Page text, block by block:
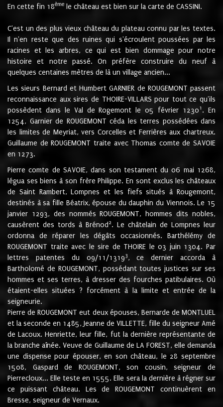
En cette fin 18ème le château est bien sur la carte de CASSINI.
C'est un des plus vieux château du plateau connu par les textes.
Il n'en reste que des ruines qui s'écroulent poussées par les
racines et les arbres, ce qui est bien dommage pour notre
histoire et notre passé. On préfère construire du neuf à
quelques centaines mètres de là un village ancien...
Les sieurs Bernard et Humbert GARNIER de ROUGEMONT passent
reconnaissance aux sires de THOIRE-VILLARS pour tout ce qu'ils
possèdent dans le Val de Rogemont le 05 février 12301 . En
1254, Garnier de ROUGEMONT céda les terres possédées dans
les limites de Meyriat, vers Corcelles et Ferrières aux chartreux.
Guillaume de ROUGEMONT traite avec Thomas comte de SAVOIE
en 1273.
Pierre comte de SAVOIE, dans son testament du 06 mai 1268,
légua ses biens à son frère Philippe. En sont exclus les châteaux
de Saint Rambert, Lompnes et les fiefs situés à Rougemont,
destinés à sa fille Béatrix, épouse du dauphin du Viennois. Le 15
janvier 1293, des nommés ROUGEMONT, hommes dits nobles,
causèrent des tords à Brénod 2. Le châtelain de Lompnes leur
ordonna de réparer les dégâts occasionnés. Barthélémy de
ROUGEMONT traite avec le sire de THOIRE le 03 juin 1304. Par
lettres patentes du 09/11/13193, ce dernier accorda à
Bartholomé de ROUGEMONT, possédant toutes justices sur ses
hommes et ses terres, à dresser des fourches patibulaires. Où
étaient-elles situées ? forcément à la limite et entrée de la
seigneurie.
Pierre de ROUGEMONT eut deux épouses, Bernarde de MONTLUEL
et la seconde en 1485, Jeanne de VILLETTE, fille du seigneur Amé
de Lacoux. Henriette, leur fille, fut la dernière représentante de
la branche aînée. Veuve de Guillaume de LA FOREST, elle demanda
une dispense pour épouser, en son château, le 28 septembre
1508, Gaspard de ROUGEMONT, son cousin, seigneur de
Pierrecloux... Elle teste en 1555. Elle sera la dernière à régner sur
ce puissant château. Les de ROUGEMONT continuèrent en
Bresse, seigneur de Vernaux.